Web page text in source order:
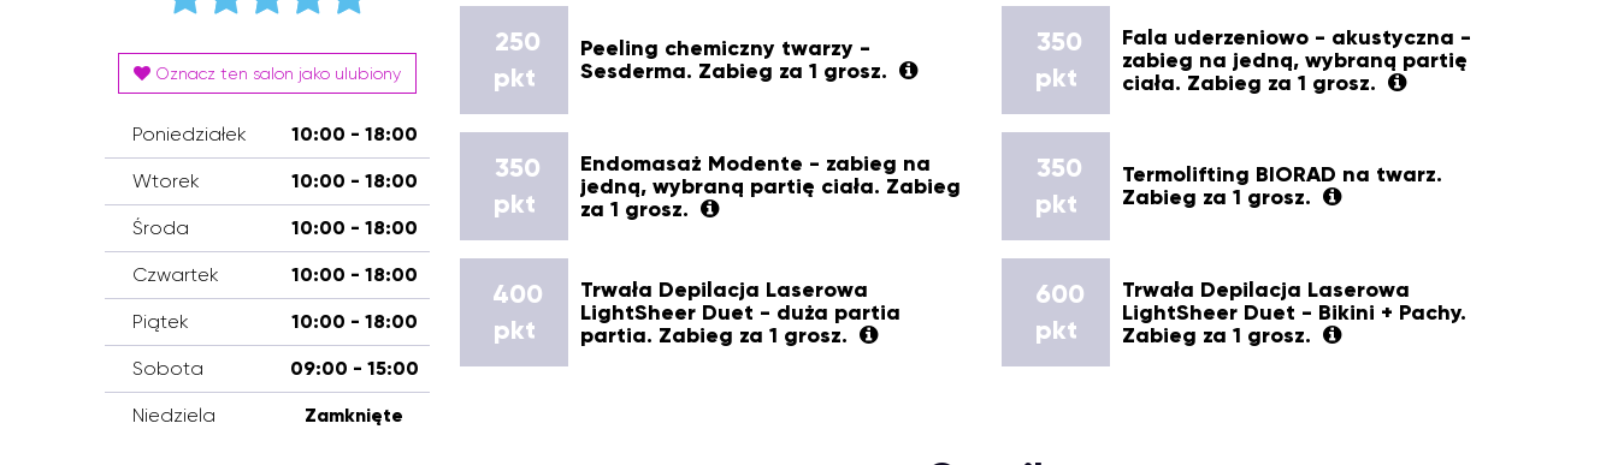
Oznacz ten salon jako ulubiony
Poniedziałek 10:00 - 18:00
Wtorek 10:00 - 18:00
Środa 10:00 - 18:00
Czwartek 10:00 - 18:00
Piątek 10:00 - 18:00
Sobota 09:00 - 15:00
Niedziela Zamknięte
250
pkt
Peeling chemiczny twarzy -
Sesderma. Zabieg za 1 grosz.
350
pkt
Fala uderzeniowo - akustyczna -
zabieg na jedną, wybraną partię
ciała. Zabieg za 1 grosz.
350
pkt
Endomasaż Modente - zabieg na
jedną, wybraną partię ciała. Zabieg
za 1 grosz.
350
pkt
Termolifting BIORAD na twarz.
Zabieg za 1 grosz.
400
pkt
Trwała Depilacja Laserowa
LightSheer Duet - duża partia
partia. Zabieg za 1 grosz.
600
pkt
Trwała Depilacja Laserowa
LightSheer Duet - Bikini + Pachy.
Zabieg za 1 grosz.